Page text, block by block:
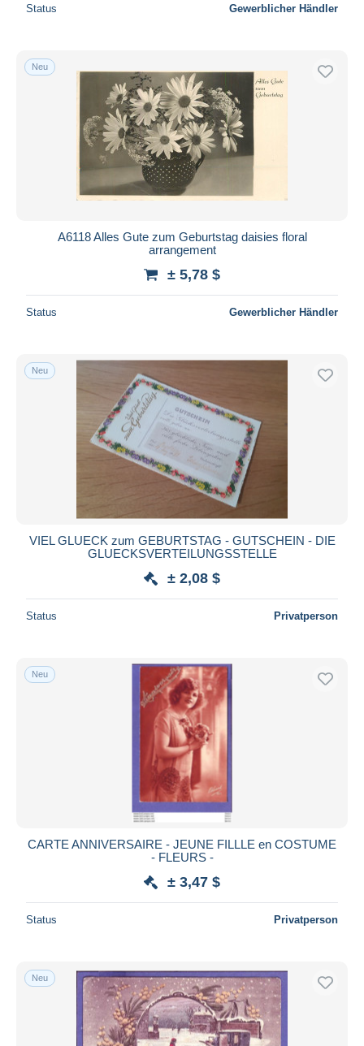
Status Gewerblicher Händler
Neu
A6118 Alles Gute zum Geburtstag daisies floral
arrangement
± 5,78 $
Status Gewerblicher Händler
Neu
VIEL GLUECK zum GEBURTSTAG - GUTSCHEIN - DIE
GLUECKSVERTEILUNGSSTELLE
± 2,08 $
Status Privatperson
Neu
CARTE ANNIVERSAIRE - JEUNE FILLLE en COSTUME
- FLEURS -
± 3,47 $
Status Privatperson
Neu